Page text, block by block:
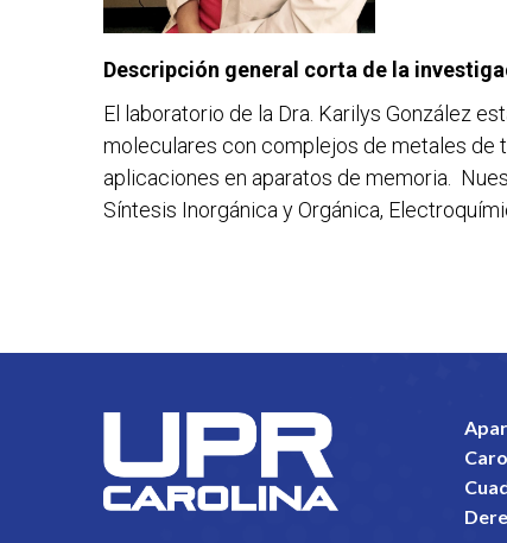
Descripción general corta de la
El laboratorio de la Dra. Karilys González
moleculares con complejos de metales de
aplicaciones en aparatos de memoria.
Síntesis Inorgánica y Orgánica,